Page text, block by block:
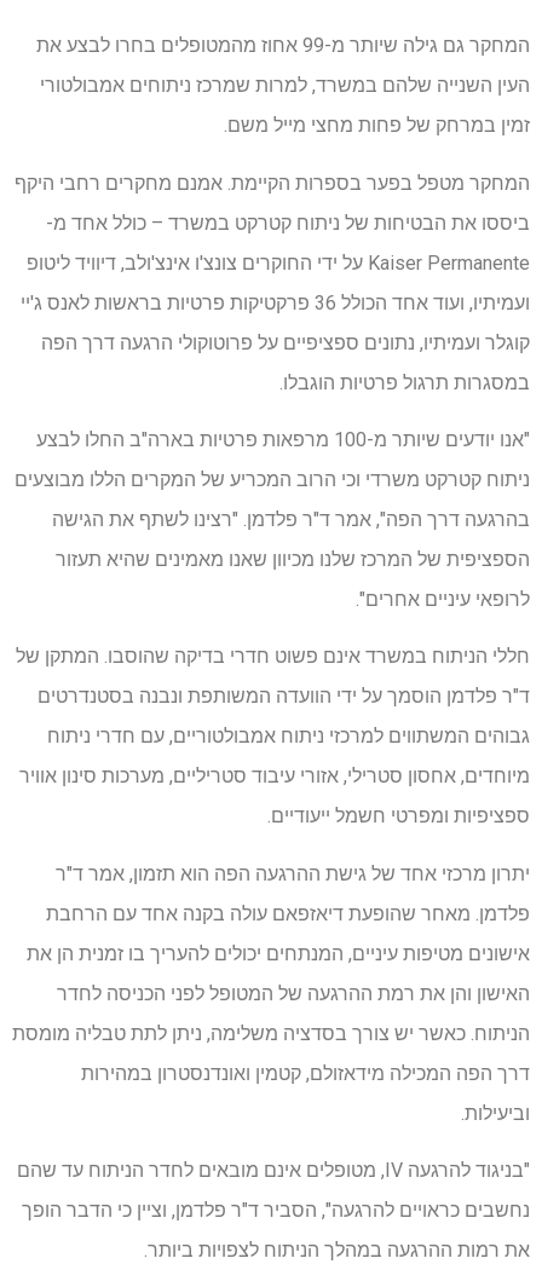
המחקר גם גילה שיותר מ-99 אחוז מהמטופלים בחרו לבצע את
העין השנייה שלהם במשרד, למרות שמרכז ניתוחים אמבולטורי
זמין במרחק של פחות מחצי מייל משם.
המחקר מטפל בפער בספרות הקיימת. אמנם מחקרים רחבי היקף
ביססו את הבטיחות של ניתוח קטרקט במשרד – כולל אחד מ-
Kaiser Permanente על ידי החוקרים צונצ'ו אינצ'ולב, דיוויד ליטופ
ועמיתיו, ועוד אחד הכולל 36 פרקטיקות פרטיות בראשות לאנס ג'יי
קוגלר ועמיתיו, נתונים ספציפיים על פרוטוקולי הרגעה דרך הפה
במסגרות תרגול פרטיות הוגבלו.
"אנו יודעים שיותר מ-100 מרפאות פרטיות בארה"ב החלו לבצע
ניתוח קטרקט משרדי וכי הרוב המכריע של המקרים הללו מבוצעים
בהרגעה דרך הפה", אמר ד"ר פלדמן. "רצינו לשתף את הגישה
הספציפית של המרכז שלנו מכיוון שאנו מאמינים שהיא תעזור
לרופאי עיניים אחרים".
חללי הניתוח במשרד אינם פשוט חדרי בדיקה שהוסבו. המתקן של
ד"ר פלדמן הוסמך על ידי הוועדה המשותפת ונבנה בסטנדרטים
גבוהים המשתווים למרכזי ניתוח אמבולטוריים, עם חדרי ניתוח
מיוחדים, אחסון סטרילי, אזורי עיבוד סטריליים, מערכות סינון אוויר
ספציפיות ומפרטי חשמל ייעודיים.
יתרון מרכזי אחד של גישת ההרגעה הפה הוא תזמון, אמר ד"ר
פלדמן. מאחר שהופעת דיאזפאם עולה בקנה אחד עם הרחבת
אישונים מטיפות עיניים, המנתחים יכולים להעריך בו זמנית הן את
האישון והן את רמת ההרגעה של המטופל לפני הכניסה לחדר
הניתוח. כאשר יש צורך בסדציה משלימה, ניתן לתת טבליה מומסת
דרך הפה המכילה מידאזולם, קטמין ואונדנסטרון במהירות
וביעילות.
"בניגוד להרגעה IV, מטופלים אינם מובאים לחדר הניתוח עד שהם
נחשבים כראויים להרגעה", הסביר ד"ר פלדמן, וציין כי הדבר הופך
את רמות ההרגעה במהלך הניתוח לצפויות ביותר.